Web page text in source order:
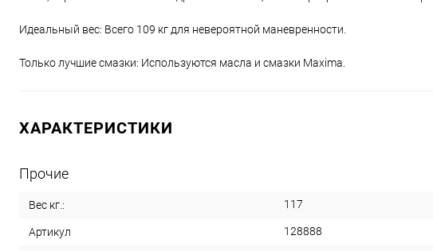
Идеальный вес: Всего 109 кг для невероятной маневренности.
Только лучшие смазки: Используются масла и смазки Maxima.
ХАРАКТЕРИСТИКИ
Прочие
Вес кг.: 117
Артикул 128888